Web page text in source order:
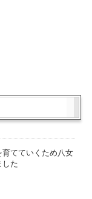
てていくため八女
した